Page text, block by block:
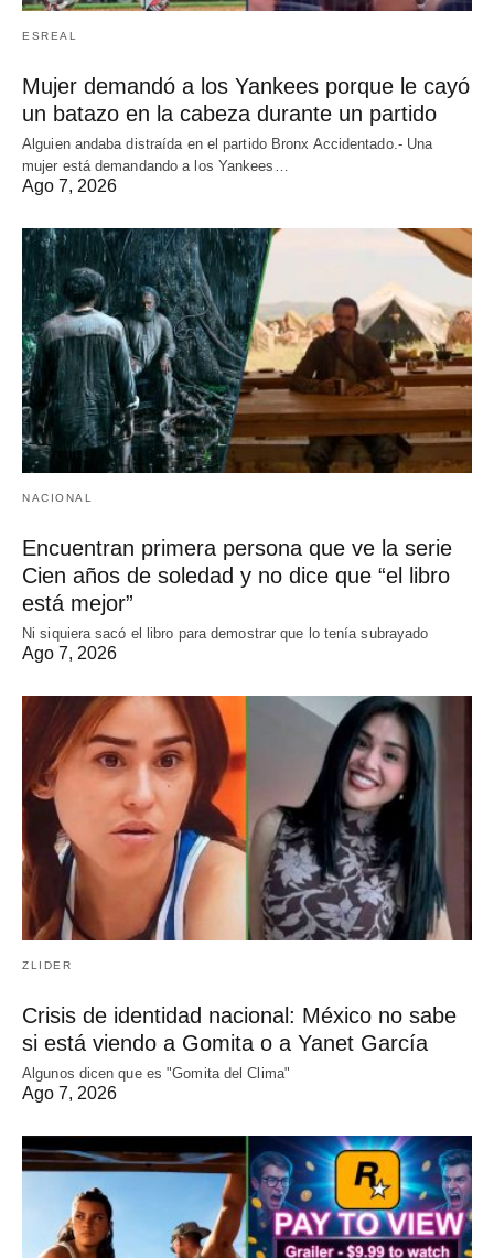
ESREAL
Mujer demandó a los Yankees porque le cayó
un batazo en la cabeza durante un partido
Alguien andaba distraída en el partido Bronx Accidentado.- Una
mujer está demandando a los Yankees…
Ago 7, 2026
NACIONAL
Encuentran primera persona que ve la serie
Cien años de soledad y no dice que “el libro
está mejor”
Ni siquiera sacó el libro para demostrar que lo tenía subrayado
Ago 7, 2026
ZLIDER
Crisis de identidad nacional: México no sabe
si está viendo a Gomita o a Yanet García
Algunos dicen que es "Gomita del Clima"
Ago 7, 2026